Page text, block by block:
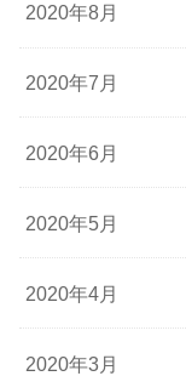
2020年8月
2020年7月
2020年6月
2020年5月
2020年4月
2020年3月